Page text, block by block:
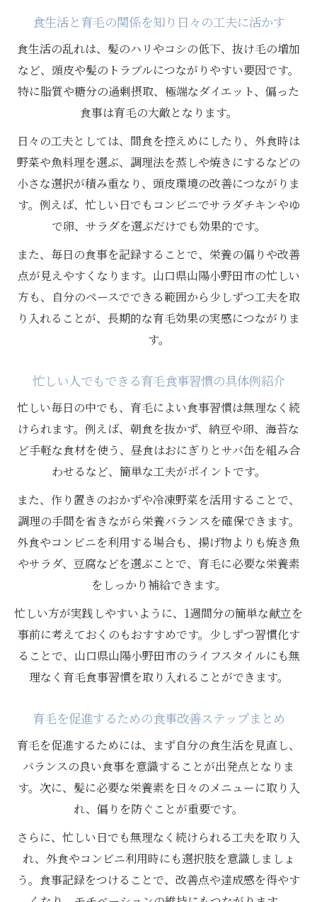
食生活と育毛の関係を知り日々の工夫に活かす
食生活の乱れは、髪のハリやコシの低下、抜け毛の増加
など、頭皮や髪のトラブルにつながりやすい要因です。
特に脂質や糖分の過剰摂取、極端なダイエット、偏った
食事は育毛の大敵となります。
日々の工夫としては、間食を控えめにしたり、外食時は
野菜や魚料理を選ぶ、調理法を蒸しや焼きにするなどの
小さな選択が積み重なり、頭皮環境の改善につながりま
す。例えば、忙しい日でもコンビニでサラダチキンやゆ
で卵、サラダを選ぶだけでも効果的です。
また、毎日の食事を記録することで、栄養の偏りや改善
点が見えやすくなります。山口県山陽小野田市の忙しい
方も、自分のペースでできる範囲から少しずつ工夫を取
り入れることが、長期的な育毛効果の実感につながりま
す。
忙しい人でもできる育毛食事習慣の具体例紹介
忙しい毎日の中でも、育毛によい食事習慣は無理なく続
けられます。例えば、朝食を抜かず、納豆や卵、海苔な
ど手軽な食材を使う、昼食はおにぎりとサバ缶を組み合
わせるなど、簡単な工夫がポイントです。
また、作り置きのおかずや冷凍野菜を活用することで、
調理の手間を省きながら栄養バランスを確保できます。
外食やコンビニを利用する場合も、揚げ物よりも焼き魚
やサラダ、豆腐などを選ぶことで、育毛に必要な栄養素
をしっかり補給できます。
忙しい方が実践しやすいように、1週間分の簡単な献立を
事前に考えておくのもおすすめです。少しずつ習慣化す
ることで、山口県山陽小野田市のライフスタイルにも無
理なく育毛食事習慣を取り入れることができます。
育毛を促進するための食事改善ステップまとめ
育毛を促進するためには、まず自分の食生活を見直し、
バランスの良い食事を意識することが出発点となりま
す。次に、髪に必要な栄養素を日々のメニューに取り入
れ、偏りを防ぐことが重要です。
さらに、忙しい日でも無理なく続けられる工夫を取り入
れ、外食やコンビニ利用時にも選択肢を意識しましょ
う。食事記録をつけることで、改善点や達成感を得やす